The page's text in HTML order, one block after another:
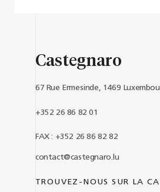
Castegnaro
67 Rue Ermesinde, 1469
+352 26 86 82 01
FAX : +352 26 86 82 82
contact@castegnaro.lu
TROUVEZ-NOUS SUR LA